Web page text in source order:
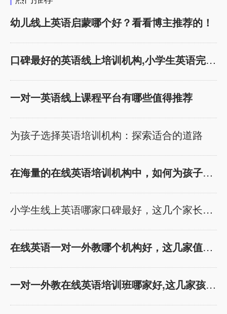
开始关注幼儿英语启
蒙教育，希望为孩子
英语博主，我有幸与
各种优秀的英语教育
机构接触，今天我将
赞誉的幼儿线上英语
启蒙课程。这些课程
在外教师资、课程模
式、适合年龄和价格
优势，希望能够为家
长们提供有价值的参
考。 1. 趣趣ABC：
高性价比趣味欧美外
教一对一 外教师资：
趣趣ABC以其优质的
外教团队而闻名。外
教们不仅具备出色的
构。作为家长，我们
境。在这篇文章中，
我们将从家长的视角
出发，深入分析几个
机构，探讨他们的特
点，最终为您推荐趣
趣ABC，理由将在结
语中逐一展现。 瓜瓜
的奇妙舞台 瓜瓜龙英
语以情景式教学著
称，通过丰富的教材
和实景模拟，让孩子
在真实情境中感受英
语。他们强调培养孩
子的英语思维，使英
语不再是简单的课
幼儿线上英语启蒙哪个好？看看博主推荐的！
口碑最好的英语线上培训机构,小学生英语完美
一对一英语线上课程平台有哪些值得推荐
为孩子选择英语培训机构：探索适合的道路
在海量的在线英语培训机构中，如何为孩子选择
小学生线上英语哪家口碑最好，这几个家长强烈
在线英语一对一外教哪个机构好，这几家值得家
一对一外教在线英语培训班哪家好,这几家孩子